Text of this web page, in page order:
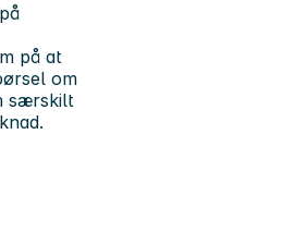
på at
om
særskilt